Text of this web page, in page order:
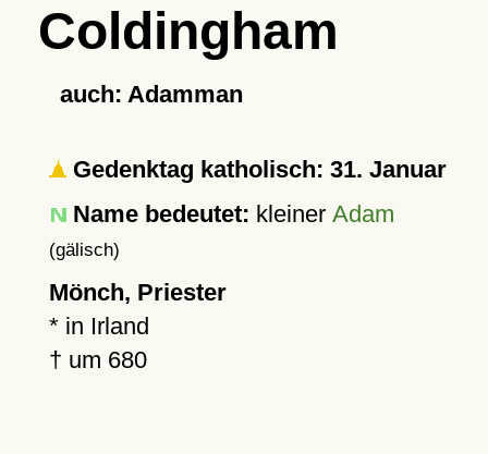
Coldingham
auch: Adamman
Gedenktag katholisch: 31. Januar
Name bedeutet: kleiner Adam
(gälisch)
Mönch, Priester
* in Irland
† um 680